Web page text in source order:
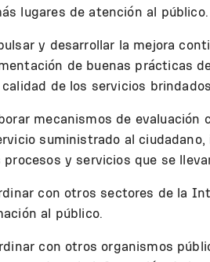
lugares de atención al público.
y desarrollar la mejora
de buenas prácticas
de los servicios
mecanismos de
suministrado al
procesos y servicios que se
con otros sectores de la
al público.
con otros organismos